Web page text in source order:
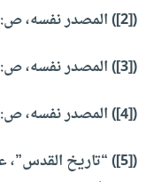
(
[2] ) المصدر نفسه، ص: 327.
(
[3] ) المصدر نفسه، ص: 327.
(
[4] ) المصدر نفسه، ص: 329.
(
[5]